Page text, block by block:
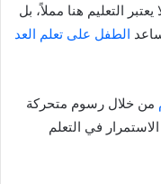
يعتبر التعليم هنا مملاً، بل
الطفل على تعلم العد
من خلال رسوم متحركة
في التعلم